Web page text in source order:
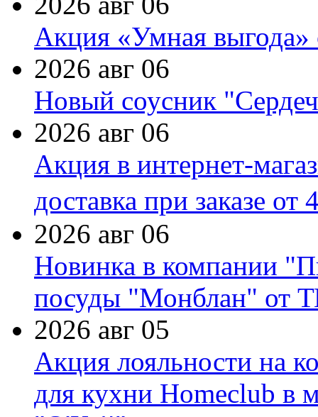
Акция «Умная выгода»
2026 авг 06
Новый соусник
2026 авг 06
Акция в интернет-
доставка при заказе от
2026 авг 06
Новинка в компании
посуды "Монблан" от
2026 авг 05
Акция лояльности на
для кухни Homeclub в